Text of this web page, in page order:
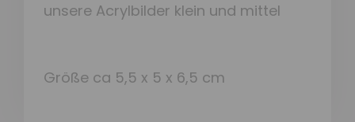
unsere Acrylbilder klein und mittel
Größe ca 5,5 x 5 x 6,5 cm